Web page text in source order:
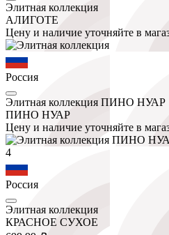
Элитная коллекция
АЛИГОТЕ
Цену и наличие уточняйте в
Россия
Элитная коллекция ПИНО НУАР
ПИНО НУАР
Цену и наличие уточняйте в
4
Россия
Элитная коллекция
КРАСНОЕ СУХОЕ